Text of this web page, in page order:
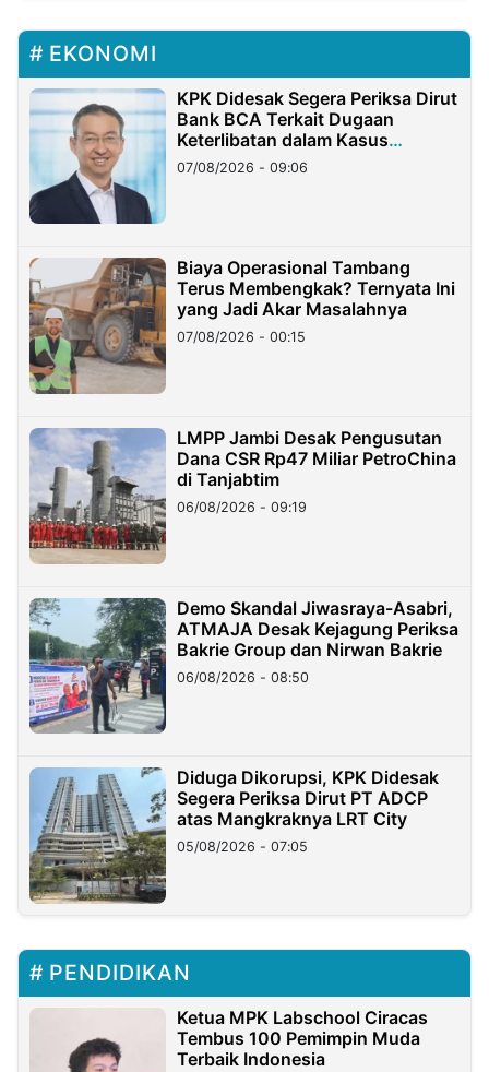
EKONOMI
KPK Didesak Segera Periksa Dirut
Bank BCA Terkait Dugaan
Keterlibatan dalam Kasus
Hilangnya Dana Nasabah Rp2,58
Miliar
07/08/2026 - 09:06
Biaya Operasional Tambang
Terus Membengkak? Ternyata Ini
yang Jadi Akar Masalahnya
07/08/2026 - 00:15
LMPP Jambi Desak Pengusutan
Dana CSR Rp47 Miliar PetroChina
di Tanjabtim
06/08/2026 - 09:19
Demo Skandal Jiwasraya-Asabri,
ATMAJA Desak Kejagung Periksa
Bakrie Group dan Nirwan Bakrie
06/08/2026 - 08:50
Diduga Dikorupsi, KPK Didesak
Segera Periksa Dirut PT ADCP
atas Mangkraknya LRT City
05/08/2026 - 07:05
PENDIDIKAN
Ketua MPK Labschool Ciracas
Tembus 100 Pemimpin Muda
Terbaik Indonesia